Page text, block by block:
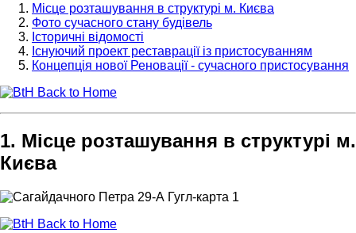
Місце розташування в структурі м. Києва
Фото сучасного стану будівель
Історичні відомості
Існуючий проект реставрації із пристосуванням
Концепція нової Реновації - сучасного пристосування
Back to Home
1. Місце розташування в структурі м.
Києва
Back to Home